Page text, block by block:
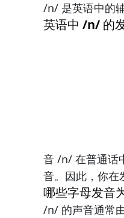
/n/ 是英语中的辅
英语中 /n/ 的
音 /n/ 在普通话
音。因此，你在
哪些字母发音
/n/ 的声音通常